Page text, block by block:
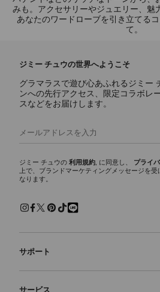
みも。アクセサリーやジュエリー、魅
あなたのワードローブを引き立てる
て。
ジミー チュウの世界へようこそ
グラマラスで遊び心あふれるジミー
ンへの先行アクセス、限定コラボレ
スなどをお届けします。
ジミー チュウの 利用規約, に同意し、 プライ
上で、ブランドマーケティングメッセージを
なります。
サポート